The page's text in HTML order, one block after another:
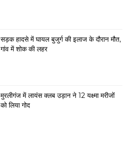
सड़क हादसे में घायल बुजुर्ग की इलाज के दौरान मौत,
गांव में शोक की लहर
मुरलीगंज में लायंस क्लब उड़ान ने 12 यक्ष्मा मरीजों
को लिया गोद